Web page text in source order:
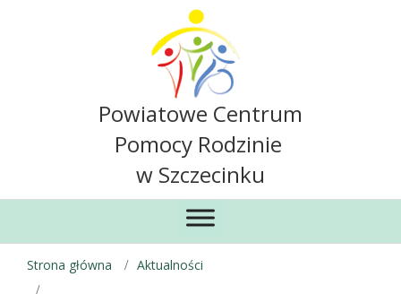
Powiatowe Centrum
Pomocy Rodzinie
w Szczecinku
Strona główna Aktualności